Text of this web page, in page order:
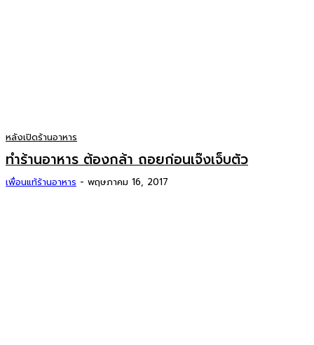
หลังเปิดร้านอาหาร
ทำร้านอาหาร ต้องกล้า ถอยก่อนเจ๊งเจ็บตัว
เพื่อนแท้ร้านอาหาร - พฤษภาคม 16, 2017